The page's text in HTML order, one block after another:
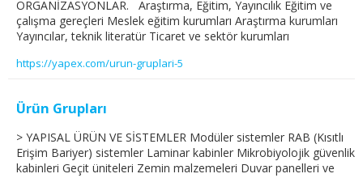
ORGANİZASYONLAR. Araştırma, Eğitim, Yayıncılık Eğitim ve
çalışma gereçleri Meslek eğitim kurumları Araştırma kurumları
Yayıncılar, teknik literatür Ticaret ve sektör kurumları
https://yapex.com/urun-gruplari-5
Ürün Grupları
> YAPISAL ÜRÜN VE SİSTEMLER Modüler sistemler RAB (Kısıtlı
Erişim Bariyer) sistemler Laminar kabinler Mikrobiyolojik güvenlik
kabinleri Geçit üniteleri Zemin malzemeleri Duvar panelleri ve